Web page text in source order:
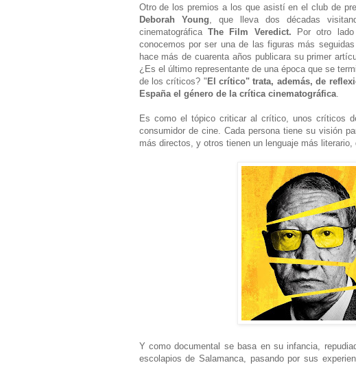
Otro de los premios a los que asistí en el club de
Deborah Young, que lleva dos décadas
cinematográfica The Film Veredict. Por otro lado
conocemos por ser una de las figuras más
hace más de cuarenta años publicara su primer
¿Es el último representante de una época que se
de los críticos? " El crítico" trata, además, de
España el género de la crítica cinematográfica.
Es como el tópico criticar al crítico, unos críticos
consumidor de cine. Cada persona tiene su visión
más directos, y otros tienen un lenguaje más
Y como documental se basa en su infancia,
escolapios de Salamanca, pasando por sus